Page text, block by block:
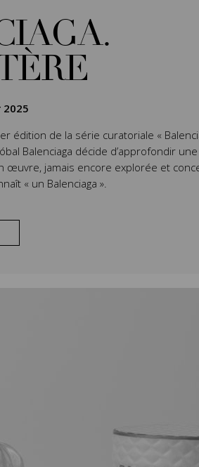
2025
édition de la série curatoriale «
Balenciaga décide d’approfondir une
œuvre, jamais encore explorée et
« un Balenciaga ».